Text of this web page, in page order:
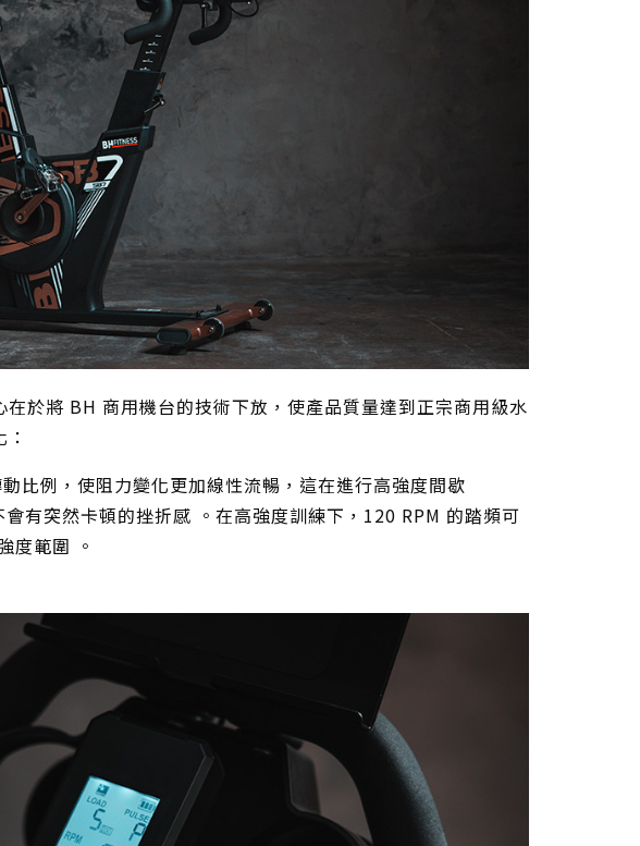
於將 BH 商用機台的技術下放，使產品質量達到正宗商用級水
比例，使阻力變化更加線性流暢，這在進行高強度間歇
有突然卡頓的挫折感 。在高強度訓練下，120 RPM 的踏頻可
度範圍 。